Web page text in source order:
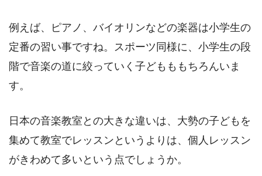
例えば、ピアノ、バイオリンなどの楽器は小学生の
定番の習い事ですね。スポーツ同様に、小学生の段
階で音楽の道に絞っていく子どもももちろんいま
す。
日本の音楽教室との大きな違いは、大勢の子どもを
集めて教室でレッスンというよりは、個人レッスン
がきわめて多いという点でしょうか。